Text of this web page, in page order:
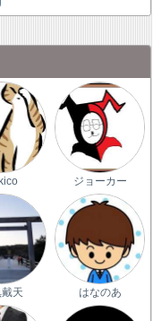
ジョーカー
天 はなのあ